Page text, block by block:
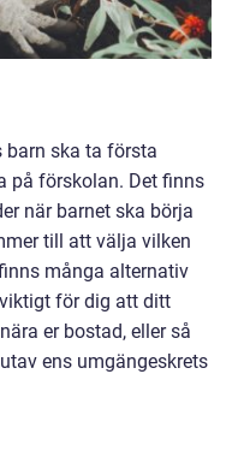
barn ska ta första
på förskolan. Det finns
när barnet ska börja
till att välja vilken
många alternativ
för dig att ditt
er bostad, eller så
ens umgängeskrets